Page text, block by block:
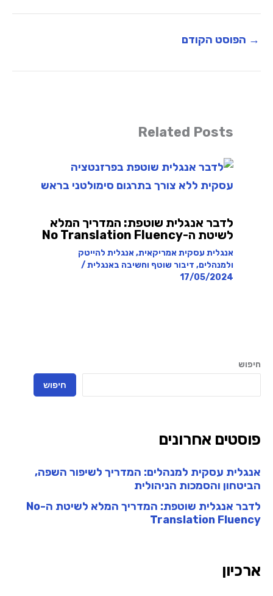
→ הפוסט הקודם
Related Posts
לדבר אנגלית שוטפת: המדריך המלא
לשיטת ה-No Translation Fluency
אנגלית עסקית אמריקאית, אנגלית להייטק
ולמנהלים, דיבור שוטף וחשיבה באנגלית/
17/05/2024
חיפוש
חיפוש
פוסטים אחרונים
אנגלית עסקית למנהלים: המדריך לשיפור השפה,
הביטחון והסמכות הניהולית
לדבר אנגלית שוטפת: המדריך המלא לשיטת ה-No
Translation Fluency
ארכיון